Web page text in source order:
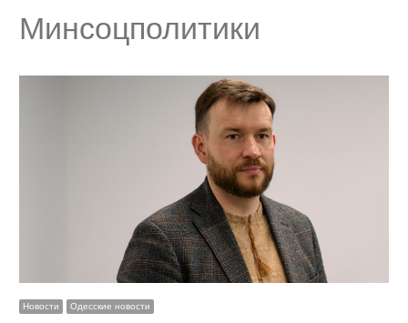
Минсоцполитики
Новости Одесские новости